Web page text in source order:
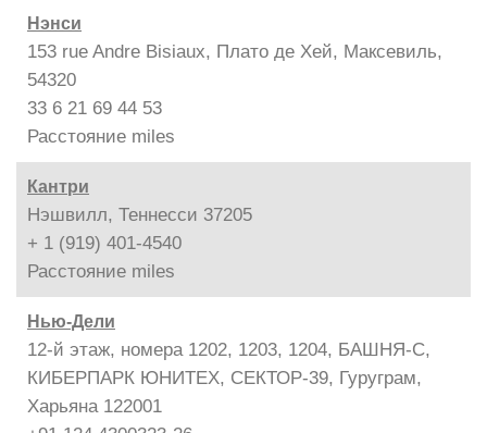
Нэнси
153 rue Andre Bisiaux, Плато де Хей, Максевиль,
54320
33 6 21 69 44 53
Расстояние miles
Кантри
Нэшвилл, Теннесси 37205
+ 1 (919) 401-4540
Расстояние miles
Нью-Дели
12-й этаж, номера 1202, 1203, 1204, БАШНЯ-С,
КИБЕРПАРК ЮНИТЕХ, СЕКТОР-39, Гуруграм,
Харьяна 122001